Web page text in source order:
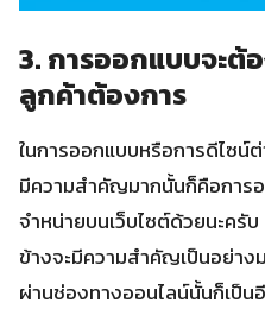
3. การออกแบบจะต้
ลูกค้าต้องการ
ในการออกแบบหรือการดีไซ
มีความสำคัญมากนั้นก็คือการ
จำหน่ายบนเว็บไซต์ด้วยนะครั
ข้างจะมีความสำคัญเป็นอย่าง
ผ่านช่องทางออนไลน์นั้นก็เป็